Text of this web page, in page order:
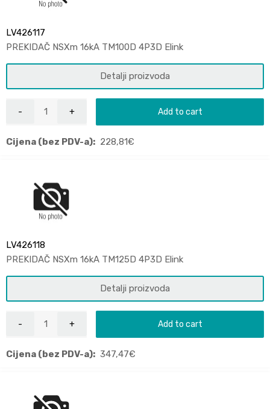
LV426117
PREKIDAČ NSXm 16kA TM100D 4P3D Elink
Detalji proizvoda
Add to cart
Cijena (bez PDV-a): 228,81€
LV426118
PREKIDAČ NSXm 16kA TM125D 4P3D Elink
Detalji proizvoda
Add to cart
Cijena (bez PDV-a): 347,47€